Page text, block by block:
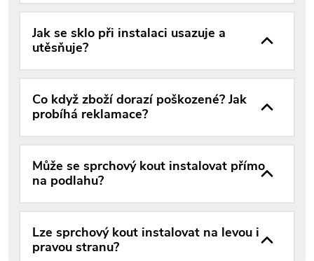
Jak se sklo při instalaci usazuje a
utěsňuje?
Co když zboží dorazí poškozené? Jak
probíhá reklamace?
Může se sprchový kout instalovat přímo
na podlahu?
Lze sprchový kout instalovat na levou i
pravou stranu?